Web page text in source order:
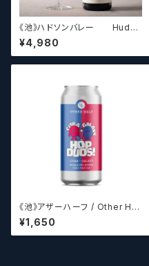
《池》ハドソンバレー Hudso
n Valley Blossom
¥4,980
《池》アザーハーフ / Other Hal
f Brewing Hop Duos! - Citr
a + Galaxy 【クラフトビールシ
ザーズ】
¥1,650